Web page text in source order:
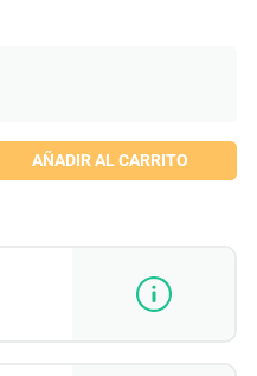
AÑADIR AL CARRITO